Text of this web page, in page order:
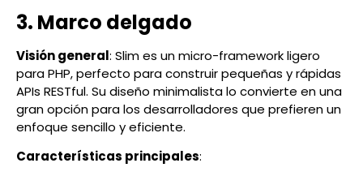
3. Marco delgado
Visión general: Slim es un micro-framework ligero
para PHP, perfecto para construir pequeñas y rápidas
APIs RESTful. Su diseño minimalista lo convierte en una
gran opción para los desarrolladores que prefieren un
enfoque sencillo y eficiente.
Características principales: